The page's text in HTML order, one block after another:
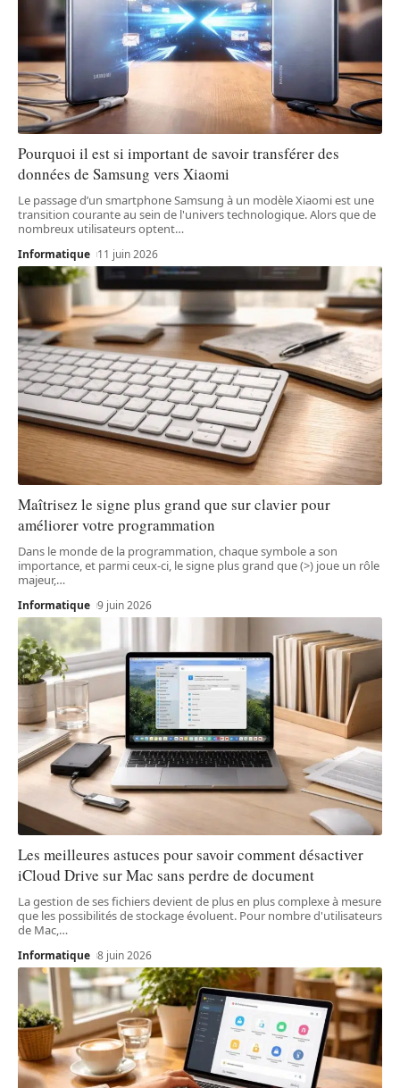
Pourquoi il est si important de savoir transférer des
données de Samsung vers Xiaomi
Le passage d’un smartphone Samsung à un modèle Xiaomi est une
transition courante au sein de l'univers technologique. Alors que de
nombreux utilisateurs optent…
Informatique 11 juin 2026
Maîtrisez le signe plus grand que sur clavier pour
améliorer votre programmation
Dans le monde de la programmation, chaque symbole a son
importance, et parmi ceux-ci, le signe plus grand que (>) joue un rôle
majeur,…
Informatique 9 juin 2026
Les meilleures astuces pour savoir comment désactiver
iCloud Drive sur Mac sans perdre de document
La gestion de ses fichiers devient de plus en plus complexe à mesure
que les possibilités de stockage évoluent. Pour nombre d'utilisateurs
de Mac,…
Informatique 8 juin 2026